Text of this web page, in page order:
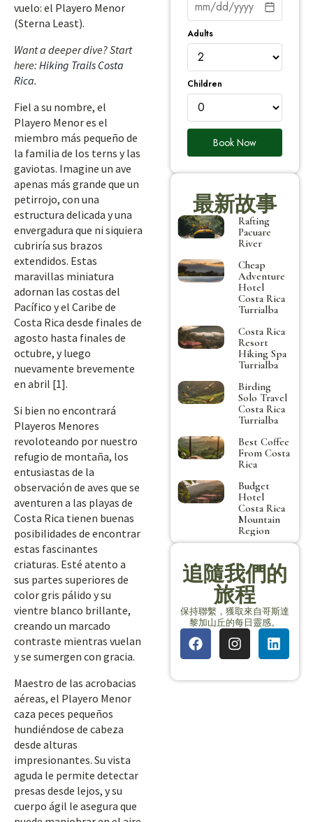
vuelo: el Playero Menor
(Sterna Least).
Want a deeper dive? Start
here: Hiking Trails Costa
Rica.
Fiel a su nombre, el
Playero Menor es el
miembro más pequeño de
la familia de los terns y las
gaviotas. Imagine un ave
apenas más grande que un
petirrojo, con una
estructura delicada y una
envergadura que ni siquiera
cubriría sus brazos
extendidos. Estas
maravillas miniatura
adornan las costas del
Pacífico y el Caribe de
Costa Rica desde finales de
agosto hasta finales de
octubre, y luego
nuevamente brevemente
en abril [1].
Si bien no encontrará
Playeros Menores
revoloteando por nuestro
refugio de montaña, los
entusiastas de la
observación de aves que se
aventuren a las playas de
Costa Rica tienen buenas
posibilidades de encontrar
estas fascinantes
criaturas. Esté atento a
sus partes superiores de
color gris pálido y su
vientre blanco brillante,
creando un marcado
contraste mientras vuelan
y se sumergen con gracia.
Maestro de las acrobacias
aéreas, el Playero Menor
caza peces pequeños
hundiéndose de cabeza
desde alturas
impresionantes. Su vista
aguda le permite detectar
presas desde lejos, y su
cuerpo ágil le asegura que
Adults
Children
Book Now
最新故事
Rafting
Pacuare
River
Cheap
Adventure
Hotel
Costa Rica
Turrialba
Costa Rica
Resort
Hiking Spa
Turrialba
Birding
Solo Travel
Costa Rica
Turrialba
Best Coffee
From Costa
Rica
Budget
Hotel
Costa Rica
Mountain
Region
追隨我們的
旅程
保持聯繫，獲取來自哥斯達
黎加山丘的每日靈感。